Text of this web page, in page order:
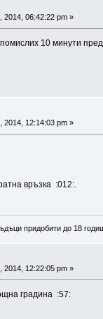
2014, 06:42:22 pm »
10 минути
2014, 12:14:03 pm »
връзка :012:.
придобити до 18
2014, 12:22:05 pm »
градина :57: